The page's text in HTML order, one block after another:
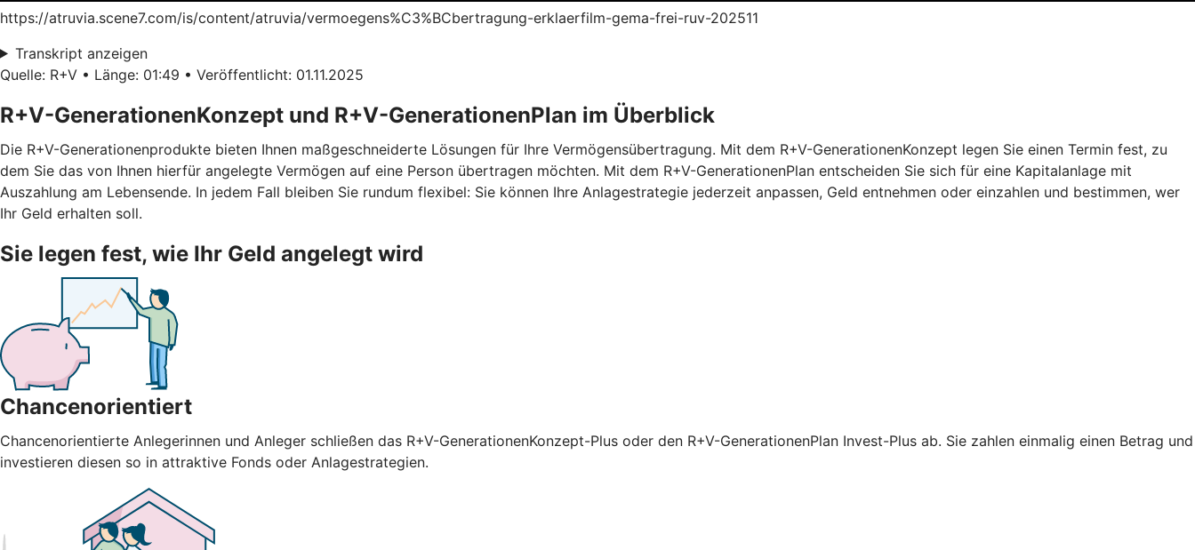
https://atruvia.scene7.com/is/content/atruvia/vermoegens%C3%BCbertragung-erklaerfilm-gema-frei-ruv-202511
Transkript anzeigen
Quelle: R+V • Länge: 01:49 • Veröffentlicht: 01.11.2025
R+V-GenerationenKonzept und R+V-GenerationenPlan im Überblick
Die R+V-Generationenprodukte bieten Ihnen maßgeschneiderte Lösungen für Ihre Vermögensübertragung. Mit dem R+V-GenerationenKonzept legen Sie einen Termin fest, zu
dem Sie das von Ihnen hierfür angelegte Vermögen auf eine Person übertragen möchten. Mit dem R+V-GenerationenPlan entscheiden Sie sich für eine Kapitalanlage mit
Auszahlung am Lebensende. In jedem Fall bleiben Sie rundum flexibel: Sie können Ihre Anlagestrategie jederzeit anpassen, Geld entnehmen oder einzahlen und bestimmen, wer
Ihr Geld erhalten soll.
Sie legen fest, wie Ihr Geld angelegt wird
Chancenorientiert
Chancenorientierte Anlegerinnen und Anleger schließen das R+V-GenerationenKonzept-Plus oder den R+V-GenerationenPlan Invest-Plus ab. Sie zahlen einmalig einen Betrag und
investieren diesen so in attraktive Fonds oder Anlagestrategien.